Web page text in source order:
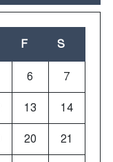
F S
6 7
13 14
20 21